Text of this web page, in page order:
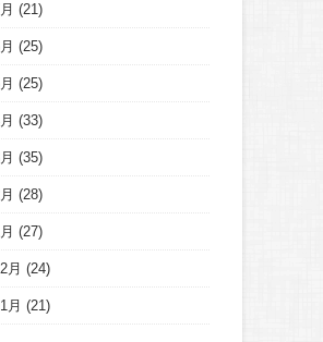
(21)
(25)
(25)
(33)
(35)
(28)
(27)
月 (24)
月 (21)